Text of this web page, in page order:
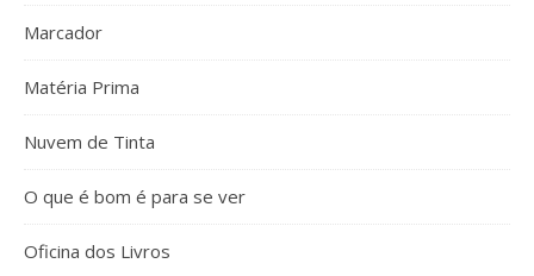
Marcador
Matéria Prima
Nuvem de Tinta
O que é bom é para se ver
Oficina dos Livros